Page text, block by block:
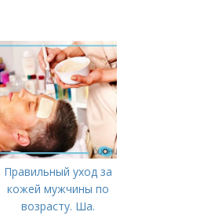
Правильный уход за
кожей мужчины по
возрасту. Ша.